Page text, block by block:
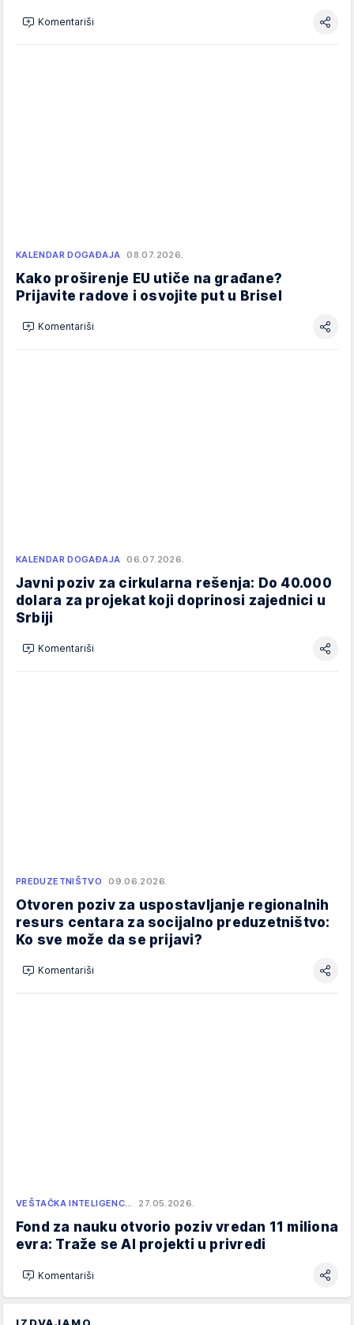
Komentariši
KALENDAR DOGAĐAJA 08.07.2026.
Kako proširenje EU utiče na građane?
Prijavite radove i osvojite put u Brisel
Komentariši
KALENDAR DOGAĐAJA 06.07.2026.
Javni poziv za cirkularna rešenja: Do 40.000
dolara za projekat koji doprinosi zajednici u
Srbiji
Komentariši
PREDUZETNIŠTVO 09.06.2026.
Otvoren poziv za uspostavljanje regionalnih
resurs centara za socijalno preduzetništvo:
Ko sve može da se prijavi?
Komentariši
VEŠTAČKA INTELIGENC… 27.05.2026.
Fond za nauku otvorio poziv vredan 11 miliona
evra: Traže se AI projekti u privredi
Komentariši